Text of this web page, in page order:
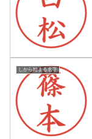
しから始まる名字